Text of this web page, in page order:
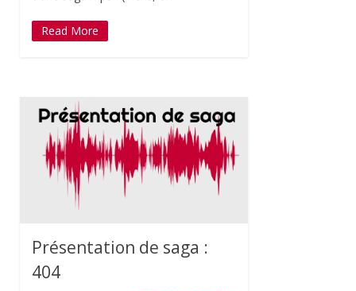
Read More
Présentation de saga :
404